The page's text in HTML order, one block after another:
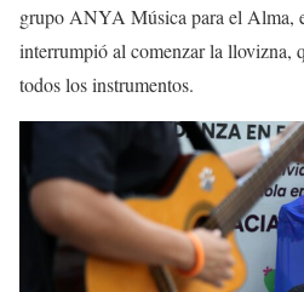
grupo ANYA Música para el Alma,
interrumpió al comenzar la llovizna,
todos los instrumentos.